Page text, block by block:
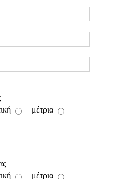
μέτρια
μέτρια